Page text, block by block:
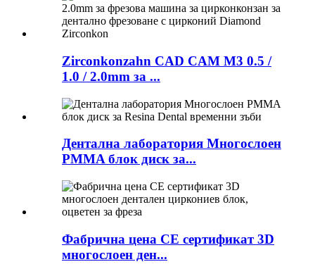
Zirconkonzahn CAD CAM M3 0.5 /
1.0 / 2.0mm за ...
Дентална лаборатория Многослоен
PMMA блок диск за...
Фабрична цена CE сертификат 3D
многослоен ден...